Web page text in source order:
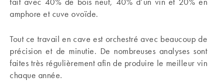
amphore et cuve ovoïde.
Tout ce travail en cave est orchestré avec beaucoup de
précision et de minutie. De nombreuses analyses sont
faites très régulièrement afin de produire le meilleur vin
chaque année.